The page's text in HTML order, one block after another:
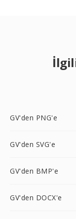
GV'den PNG'e
GV'den SVG'e
GV'den BMP'e
GV'den DOCX'e